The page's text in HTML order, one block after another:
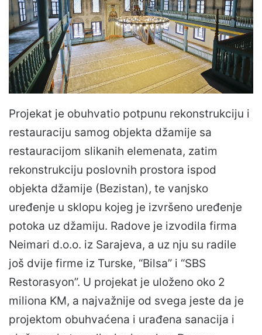
Projekat je obuhvatio potpunu rekonstrukciju i
restauraciju samog objekta džamije sa
restauracijom slikanih elemenata, zatim
rekonstrukciju poslovnih prostora ispod
objekta džamije (Bezistan), te vanjsko
uređenje u sklopu kojeg je izvršeno uređenje
potoka uz džamiju. Radove je izvodila firma
Neimari d.o.o. iz Sarajeva, a uz nju su radile
još dvije firme iz Turske, “Bilsa” i “SBS
Restorasyon”. U projekat je uloženo oko 2
miliona KM, a najvažnije od svega jeste da je
projektom obuhvaćena i urađena sanacija i